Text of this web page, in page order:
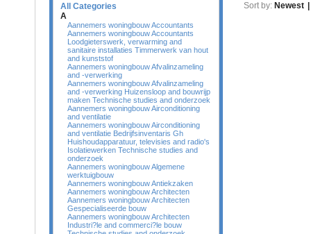
All Categories
A
Aannemers woningbouw Accountants
Aannemers woningbouw Accountants
Loodgieterswerk, verwarming and
sanitaire installaties Timmerwerk van hout
and kunststof
Aannemers woningbouw Afvalinzameling
and -verwerking
Aannemers woningbouw Afvalinzameling
and -verwerking Huizensloop and bouwrijp
maken Technische studies and onderzoek
Aannemers woningbouw Airconditioning
and ventilatie
Aannemers woningbouw Airconditioning
and ventilatie Bedrijfsinventaris Gh
Huishoudapparatuur, televisies and radio's
Isolatiewerken Technische studies and
onderzoek
Aannemers woningbouw Algemene
werktuigbouw
Aannemers woningbouw Antiekzaken
Aannemers woningbouw Architecten
Aannemers woningbouw Architecten
Gespecialiseerde bouw
Aannemers woningbouw Architecten
Industri?le and commerci?le bouw
Sort by: Newest